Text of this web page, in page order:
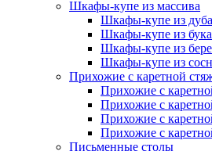
Шкафы-купе из массива
Шкафы-купе из дуба
Шкафы-купе из бука
Шкафы-купе из
Шкафы-купе из
Прихожие с каретной
Прихожие с
Прихожие с
Прихожие с
Прихожие с
Письменные столы